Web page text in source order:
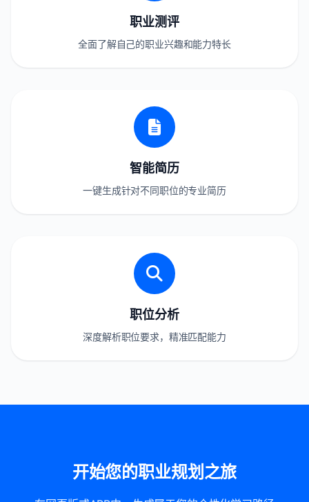
职业测评
全面了解自己的职业兴趣和能力特长
智能简历
一键生成针对不同职位的专业简历
职位分析
深度解析职位要求，精准匹配能力
开始您的职业规划之旅